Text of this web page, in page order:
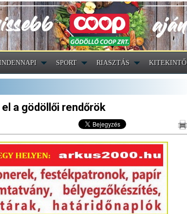
SPORT RIASZTÁS KITEKINTŐ
a gödöllői rendőrök